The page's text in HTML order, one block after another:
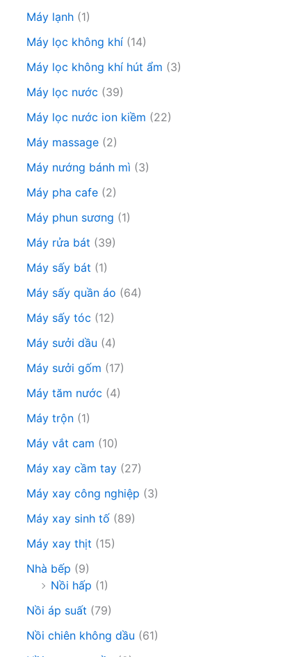
Máy lạnh (1)
Máy lọc không khí (14)
Máy lọc không khí hút ẩm (3)
Máy lọc nước (39)
Máy lọc nước ion kiềm (22)
Máy massage (2)
Máy nướng bánh mì (3)
Máy pha cafe (2)
Máy phun sương (1)
Máy rửa bát (39)
Máy sấy bát (1)
Máy sấy quần áo (64)
Máy sấy tóc (12)
Máy sưởi dầu (4)
Máy sưởi gốm (17)
Máy tăm nước (4)
Máy trộn (1)
Máy vắt cam (10)
Máy xay cầm tay (27)
Máy xay công nghiệp (3)
Máy xay sinh tố (89)
Máy xay thịt (15)
Nhà bếp (9)
Nồi hấp (1)
Nồi áp suất (79)
Nồi chiên không dầu (61)